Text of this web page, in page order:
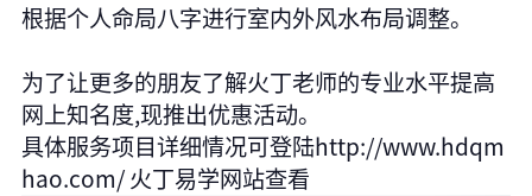
根据个人命局八字进行室内外风水布局调整。
为了让更多的朋友了解火丁老师的专业水平提高
网上知名度,现推出优惠活动。
具体服务项目详细情况可登陆http://www.hdqm
hao.com/ 火丁易学网站查看